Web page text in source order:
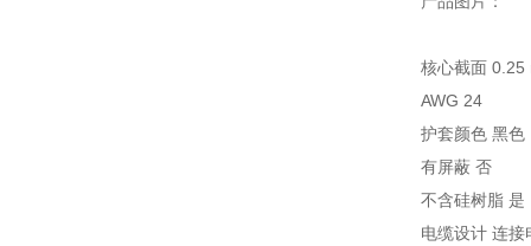
核心截面 0.25
AWG 24
护套颜色 黑色
有屏蔽 否
不含硅树脂 是
电缆设计 连